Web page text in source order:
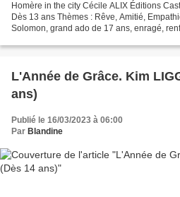
Homère in the city Cécile ALIX Éditions
Dès 13 ans Thèmes : Rêve, Amitié,
Solomon, grand ado de 17 ans, enragé,
L'Année de Grâce. Kim
ans)
Publié le 16/03/2023 à 06:00
Par Blandine